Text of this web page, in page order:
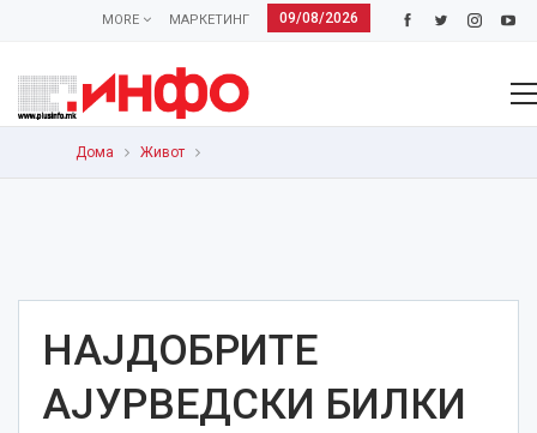
09/08/2026
МАРКЕТИНГ
MORE
Дома Живот
НАЈДОБРИТЕ
АЈУРВЕДСКИ БИЛКИ